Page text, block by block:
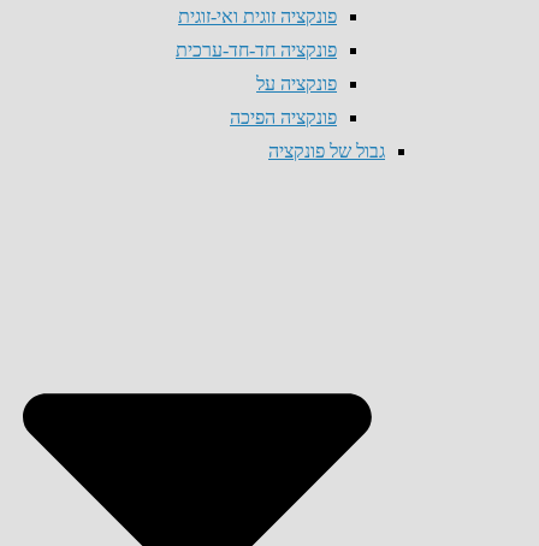
פונקציה זוגית ואי-זוגית
פונקציה חד-חד-ערכית
פונקציה על
פונקציה הפיכה
גבול של פונקציה